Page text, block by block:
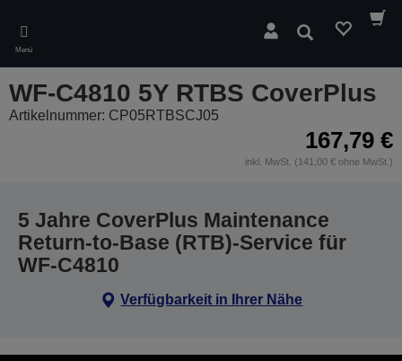
main
content
Menü
Suchen
WF-C4810 5Y RTBS CoverPlus
Artikelnummer: CP05RTBSCJ05
167,79 €
inkl. MwSt. (141,00 € ohne MwSt.)
5 Jahre CoverPlus Maintenance
Return-to-Base (RTB)-Service für
WF-C4810
Verfügbarkeit in Ihrer Nähe